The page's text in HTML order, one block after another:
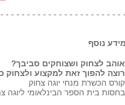
- - - - - - - - - - - - - - - - - - - - - -
נוסף
אוהב לצחוק ושצוחקים סביבך?
רוצה להפוך זאת למקצוע ולצחוק
קורס הכשרת מנחי יוגה צחוק
בחסות בית הספר הבינלאומי ליוגה